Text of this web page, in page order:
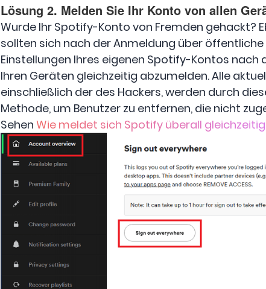
Lösung 2. Melden Sie Ihr Konto von allen
Wurde Ihr Spotify-Konto von Fremden gehackt?
sollten sich nach der Anmeldung über
Einstellungen Ihres eigenen Spotify-Kontos nach
Ihren Geräten gleichzeitig abzumelden. Alle
einschließlich der des Hackers, werden durch
Methode, um Benutzer zu entfernen, die nicht
Sehen Wie meldet sich Spotify überall gleichzeitig